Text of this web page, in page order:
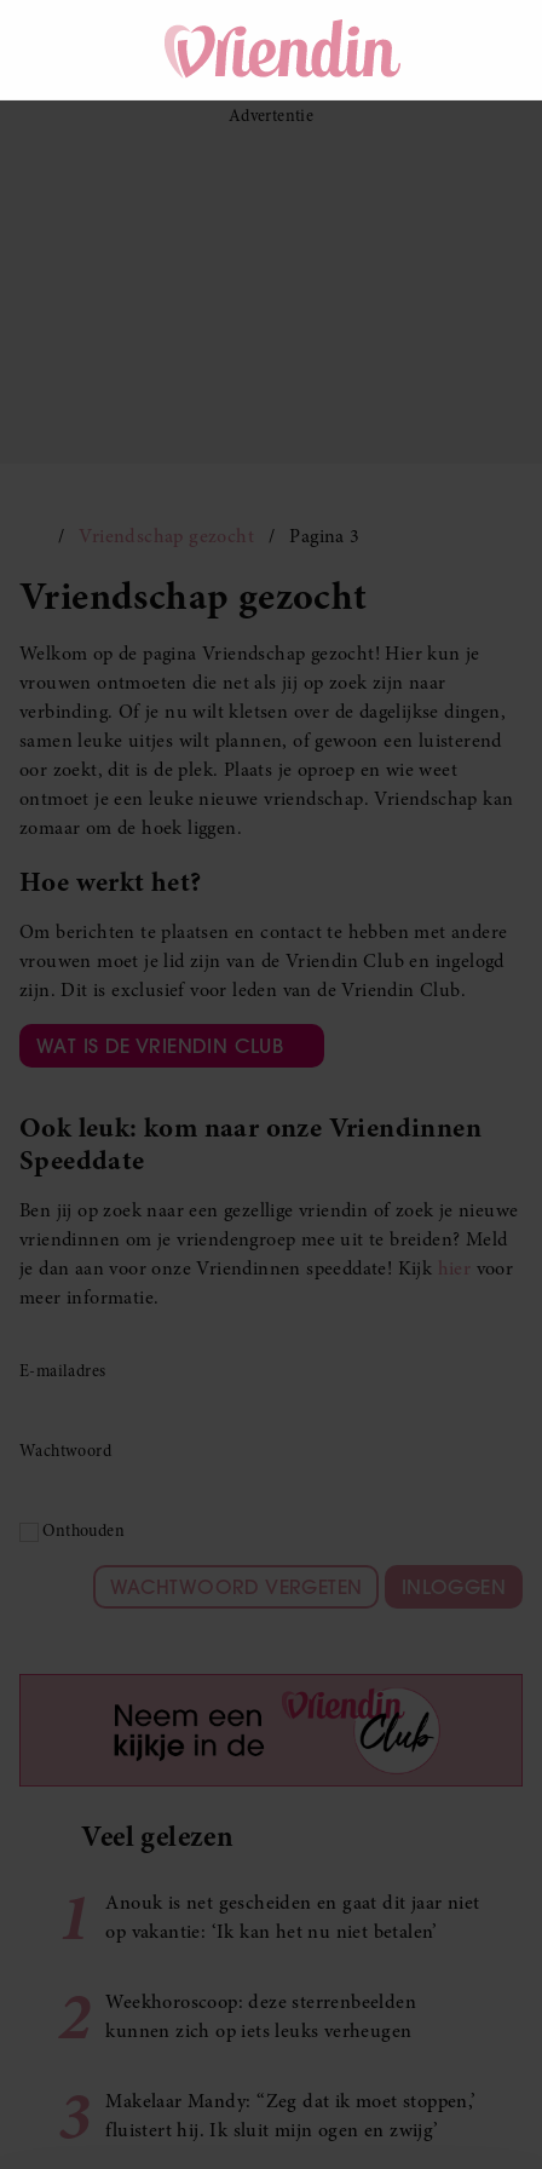
Vriendschap gezocht Pagina 3
Vriendschap gezocht
Welkom op de pagina Vriendschap gezocht! Hier kun je
vrouwen ontmoeten die net als jij op zoek zijn naar
verbinding. Of je nu wilt kletsen over de dagelijkse dingen,
samen leuke uitjes wilt plannen, of gewoon een luisterend
oor zoekt, dit is de plek. Plaats je oproep en wie weet
ontmoet je een leuke nieuwe vriendschap. Vriendschap kan
zomaar om de hoek liggen.
Hoe werkt het?
Om berichten te plaatsen en contact te hebben met andere
vrouwen moet je lid zijn van de Vriendin Club en ingelogd
zijn. Dit is exclusief voor leden van de Vriendin Club.
WAT IS DE VRIENDIN CLUB
Ook leuk: kom naar onze Vriendinnen
Speeddate
Ben jij op zoek naar een gezellige vriendin of zoek je nieuwe
vriendinnen om je vriendengroep mee uit te breiden? Meld
je dan aan voor onze Vriendinnen speeddate! Kijk hier voor
meer informatie.
E-mailadres
Wachtwoord
Onthouden
WACHTWOORD VERGETEN INLOGGEN
Veel gelezen
1
Anouk is net gescheiden en gaat dit jaar niet
op vakantie: ‘Ik kan het nu niet betalen’
2
Weekhoroscoop: deze sterrenbeelden
kunnen zich op iets leuks verheugen
3
Makelaar Mandy: ‘‘Zeg dat ik moet stoppen,’
fluistert hij. Ik sluit mijn ogen en zwijg’